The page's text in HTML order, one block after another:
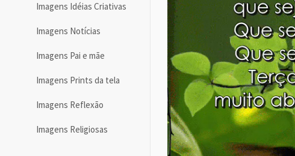
Imagens Idéias Criativas
Imagens Notícias
Imagens Pai e mãe
Imagens Prints da tela
Imagens Reflexão
Imagens Religiosas